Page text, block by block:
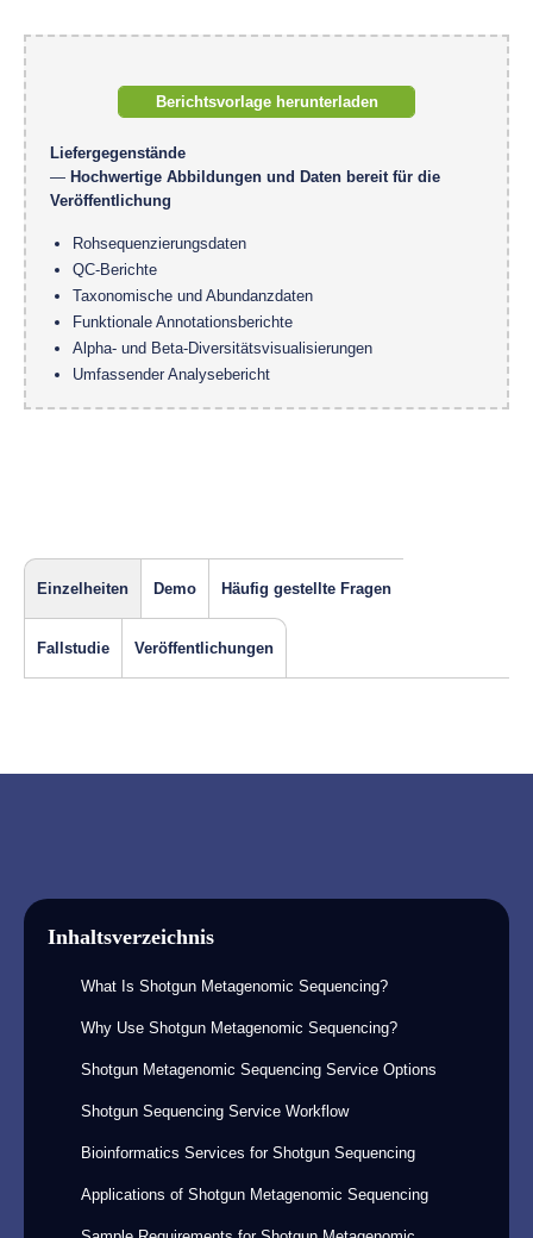
Berichtsvorlage herunterladen
Liefergegenstände
— Hochwertige Abbildungen und Daten bereit für die
Veröffentlichung
Rohsequenzierungsdaten
QC-Berichte
Taxonomische und Abundanzdaten
Funktionale Annotationsberichte
Alpha- und Beta-Diversitätsvisualisierungen
Umfassender Analysebericht
Einzelheiten Demo Häufig gestellte Fragen
Fallstudie Veröffentlichungen
Inhaltsverzeichnis
What Is Shotgun Metagenomic Sequencing?
Why Use Shotgun Metagenomic Sequencing?
Shotgun Metagenomic Sequencing Service Options
Shotgun Sequencing Service Workflow
Bioinformatics Services for Shotgun Sequencing
Applications of Shotgun Metagenomic Sequencing